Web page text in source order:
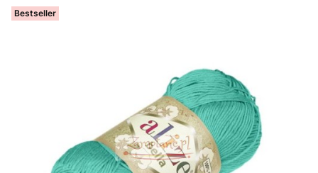
Bestseller